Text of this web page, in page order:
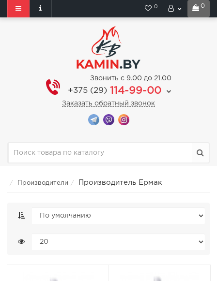
0
0
Звонить с 9.00 до 21.00
+375 (29) 114-99-00
Заказать обратный звонок
Производители Производитель Ермак